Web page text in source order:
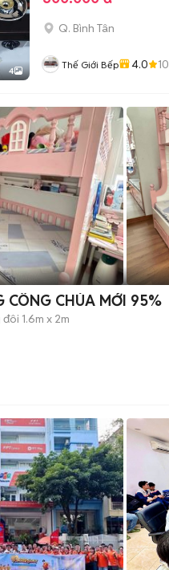
4
Q. Bình Tân
Thế Giới Bếp 4.0 10
CÔNG CHÚA MỚI 95%
1.6m x 2m